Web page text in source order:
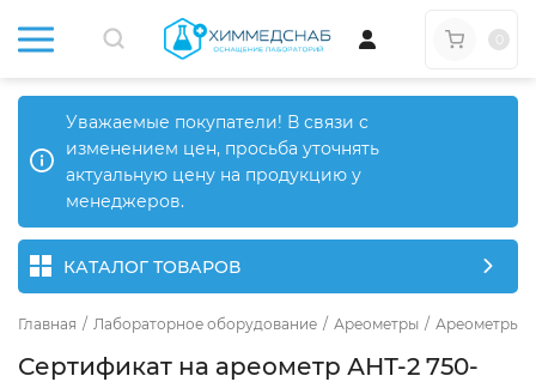
Уважаемые покупатели! В связи с
изменением цен, просьба уточнять
актуальную цену на продукцию у
менеджеров.
КАТАЛОГ ТОВАРОВ
Главная / Лабораторное оборудование / Ареометры / Ареометры
Сертификат на ареометр АНТ-2 750-